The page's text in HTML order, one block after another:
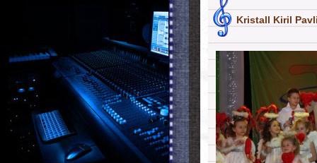
Kristall Kiril